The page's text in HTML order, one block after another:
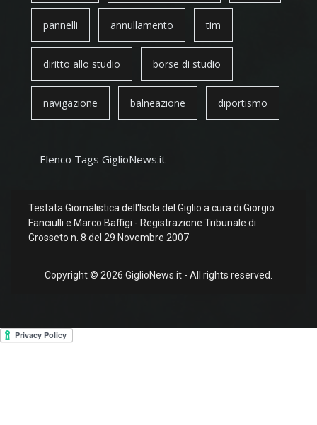
pannelli annullamento tim
diritto allo studio borse di studio
navigazione balneazione diportismo
Elenco Tags GiglioNews.it
Testata Giornalistica dell'Isola del Giglio a cura di Giorgio
Fanciulli e Marco Baffigi - Registrazione Tribunale di
Grosseto n. 8 del 29 Novembre 2007
Copyright © 2026 GiglioNews.it - All rights reserved.